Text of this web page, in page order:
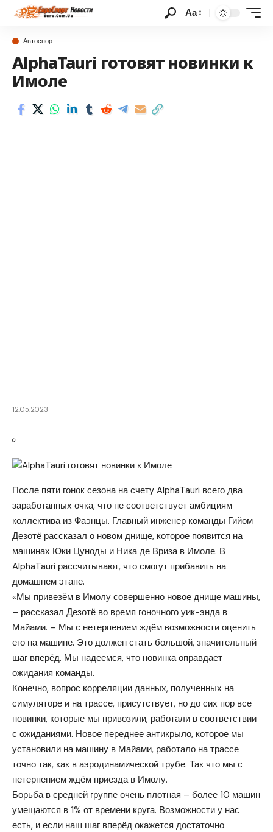
Аа
Автоспорт
AlphaTauri готовят новинки к
Имоле
12.05.2023
После пяти гонок сезона на счету AlphaTauri всего два
заработанных очка, что не соответствует амбициям
коллектива из Фаэнцы. Главный инженер команды Гийом
Дезотё рассказал о новом днище, которое появится на
машинах Юки Цуноды и Ника де Вриза в Имоле. В
AlphaTauri рассчитывают, что смогут прибавить на
домашнем этапе.
«Мы привезём в Имолу совершенно новое днище машины,
– рассказал Дезотё во время гоночного уик-энда в
Майами. – Мы с нетерпением ждём возможности оценить
его на машине. Это должен стать большой, значительный
шаг вперёд. Мы надеемся, что новинка оправдает
ожидания команды.
Конечно, вопрос корреляции данных, полученных на
симуляторе и на трассе, присутствует, но до сих пор все
новинки, которые мы привозили, работали в соответствии
с ожиданиями. Новое переднее антикрыло, которое мы
установили на машину в Майами, работало на трассе
точно так, как в аэродинамической трубе. Так что мы с
нетерпением ждём приезда в Имолу.
Борьба в средней группе очень плотная – более 10 машин
умещаются в 1% от времени круга. Возможности у нас
есть, и если наш шаг вперёд окажется достаточно